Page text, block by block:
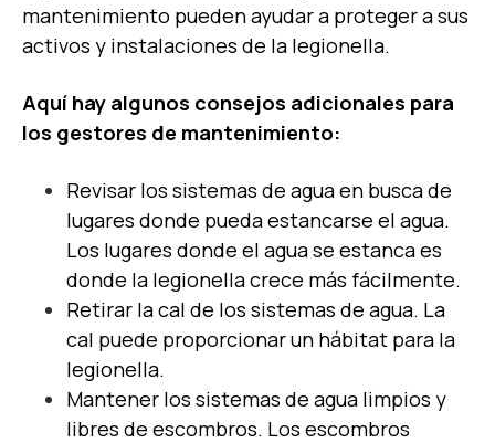
mantenimiento pueden ayudar a proteger a sus
activos y instalaciones de la legionella.
Aquí hay algunos consejos adicionales para
los gestores de mantenimiento:
Revisar los sistemas de agua en busca de
lugares donde pueda estancarse el agua.
Los lugares donde el agua se estanca es
donde la legionella crece más fácilmente.
Retirar la cal de los sistemas de agua. La
cal puede proporcionar un hábitat para la
legionella.
Mantener los sistemas de agua limpios y
libres de escombros. Los escombros